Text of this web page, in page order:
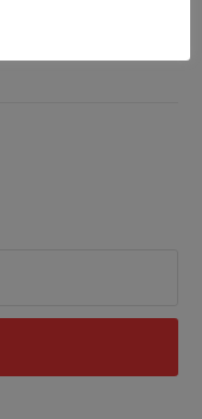
de empregado que